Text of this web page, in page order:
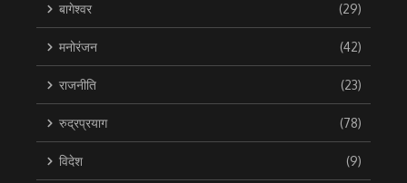
बागेश्वर (29)
मनोरंजन (42)
राजनीति (23)
रुद्रप्रयाग (78)
विदेश (9)